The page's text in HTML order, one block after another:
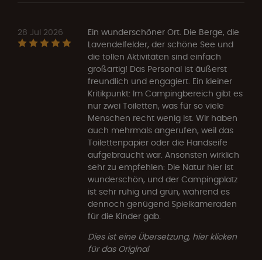
28 Jul 2026
Ein wunderschöner Ort. Die Berge, die
Lavendelfelder, der schöne See und
die tollen Aktivitäten sind einfach
großartig! Das Personal ist äußerst
freundlich und engagiert. Ein kleiner
Kritikpunkt: Im Campingbereich gibt es
nur zwei Toiletten, was für so viele
Menschen recht wenig ist. Wir haben
auch mehrmals angerufen, weil das
Toilettenpapier oder die Handseife
aufgebraucht war. Ansonsten wirklich
sehr zu empfehlen: Die Natur hier ist
wunderschön, und der Campingplatz
ist sehr ruhig und grün, während es
dennoch genügend Spielkameraden
für die Kinder gab.
Dies ist eine Übersetzung, hier klicken
für das Original